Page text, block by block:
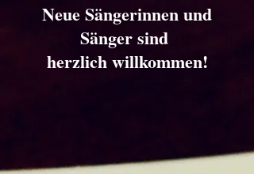
Neue Sängerinnen und
Sänger sind
herzlich willkommen!